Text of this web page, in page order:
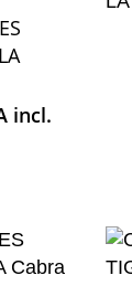
incl.